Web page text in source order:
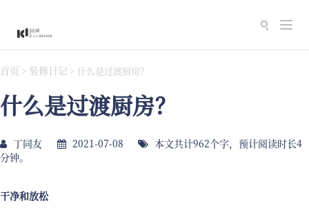
切
换
首页 > 装修日记 > 什么是过渡厨房？
什么是过渡厨房？
丁同友 2021-07-08
本文共计962个字，预计阅读时长4
分钟。
干净和放松